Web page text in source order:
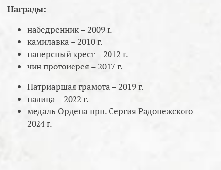
Награды:
набедренник – 2009 г.
камилавка – 2010 г.
наперсный крест – 2012 г.
чин протоиерея – 2017 г.
Патриаршая грамота – 2019 г.
палица – 2022 г.
медаль Ордена прп. Сергия Радонежского –
2024 г.